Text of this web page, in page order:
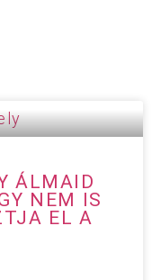
ÁLMAID
NEM IS
EL A